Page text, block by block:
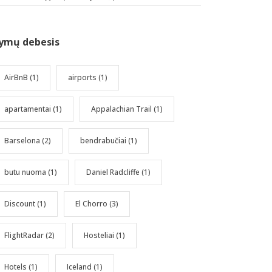
debesis
AirBnB (1) airports (1)
apartamentai (1) Appalachian Trail (1)
Barselona (2) bendrabučiai (1)
butu nuoma (1) Daniel Radcliffe (1)
Discount(1) El Chorro (3)
FlightRadar(2) Hosteliai (1)
Hotels (1) Iceland (1)